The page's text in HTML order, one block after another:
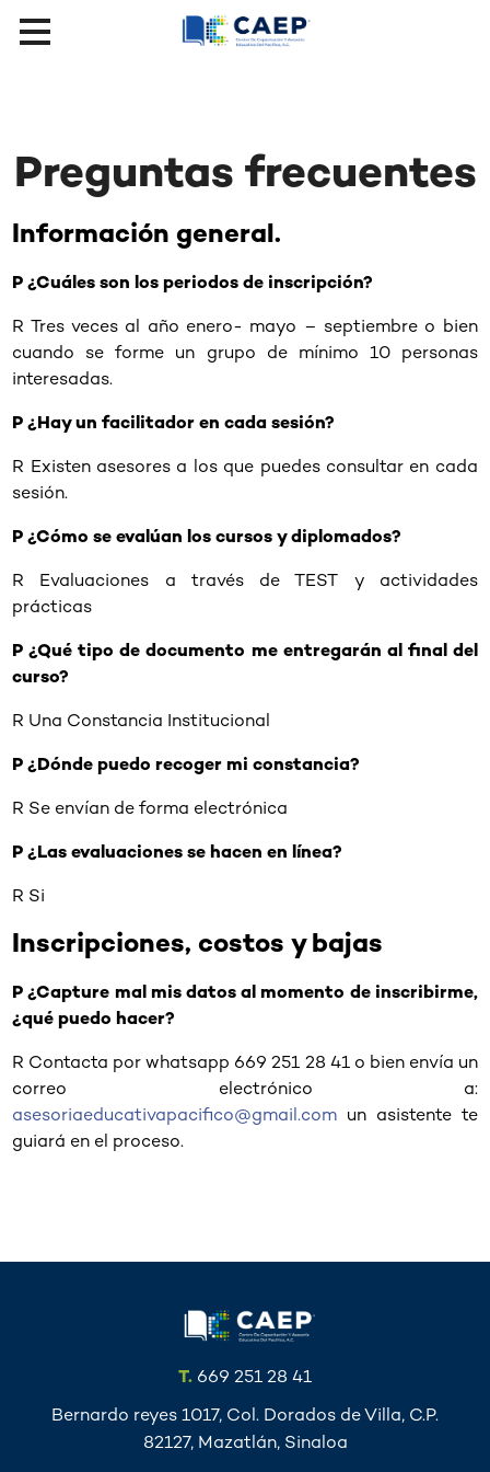
Preguntas frecuentes
Información general.
P ¿Cuáles son los periodos de inscripción?
R Tres veces al año enero- mayo – septiembre o bien
cuando se forme un grupo de mínimo 10 personas
interesadas.
P ¿Hay un facilitador en cada sesión?
R Existen asesores a los que puedes consultar en cada
sesión.
P ¿Cómo se evalúan los cursos y diplomados?
R Evaluaciones a través de TEST y actividades
prácticas
P ¿Qué tipo de documento me entregarán al final del
curso?
R Una Constancia Institucional
P ¿Dónde puedo recoger mi constancia?
R Se envían de forma electrónica
P ¿Las evaluaciones se hacen en línea?
R Si
Inscripciones, costos y bajas
P ¿Capture mal mis datos al momento de inscribirme,
¿qué puedo hacer?
R Contacta por whatsapp 669 251 28 41 o bien envía un
correo electrónico a:
asesoriaeducativapacifico@gmail.com un asistente te
guiará en el proceso.
T. 669 251 28 41
Bernardo reyes 1017, Col. Dorados de Villa, C.P.
82127, Mazatlán, Sinaloa